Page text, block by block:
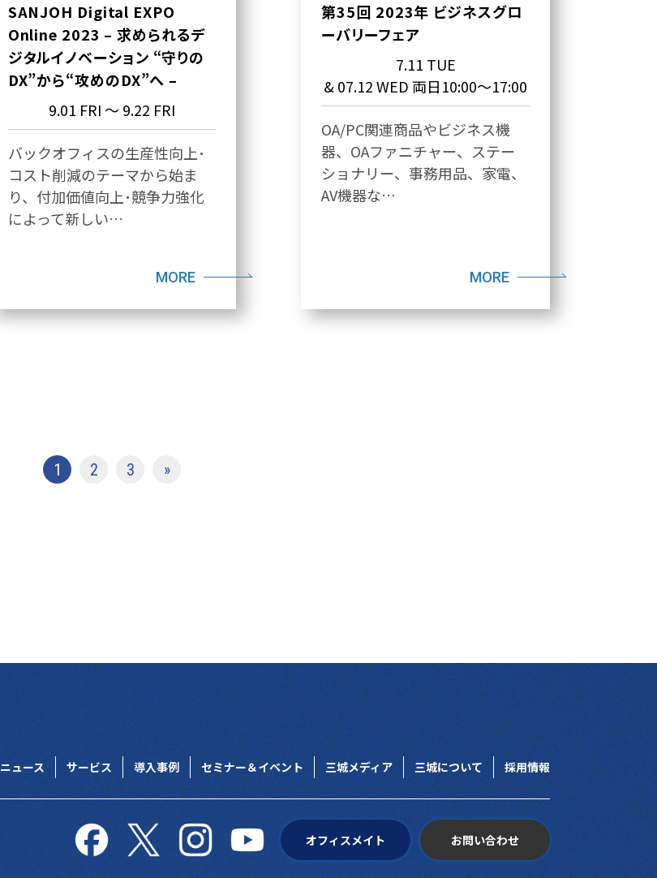
SANJOH Digital EXPO
Online 2023 – 求められるデ
ジタルイノベーション “守りの
DX”から“攻めのDX”へ –
9.01 FRI ～ 9.22 FRI
バックオフィスの生産性向上･
コスト削減のテーマから始ま
り、付加価値向上･競争力強化
によって新しい…
MORE
第35回 2023年 ビジネスグロ
ーバリーフェア
7.11 TUE
& 07.12 WED 両日10:00～17:00
OA/PC関連商品やビジネス機
器、OAファニチャー、ステー
ショナリー、事務用品、家電、
AV機器な…
MORE
1 2 3 »
ニュース サービス 導入事例 セミナー＆イベント 三城メディア 三城について 採用情報
オフィスメイト お問い合わせ